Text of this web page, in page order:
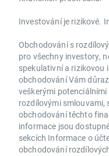
Investování je rizikové.
Obchodování s
pro všechny investory,
spekulativní a rizikovou
obchodování Vám
veškerými
rozdílovými smlouvami,
obchodování těchto
informace jsou
sekcích Informace o
obchodování